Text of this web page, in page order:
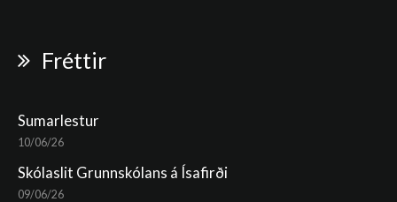
Fréttir
Sumarlestur
10/06/26
Skólaslit Grunnskólans á Ísafirði
09/06/26